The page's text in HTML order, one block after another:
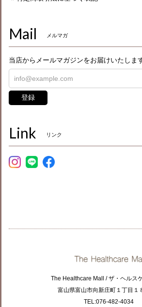
Mail メルマガ
当店からメールマガジンをお届けいたします
登録
Link リンク
The Healthcare Mall / ザ・ヘルス
富山県富山市向新庄町１丁目１
TEL:076-482-4034